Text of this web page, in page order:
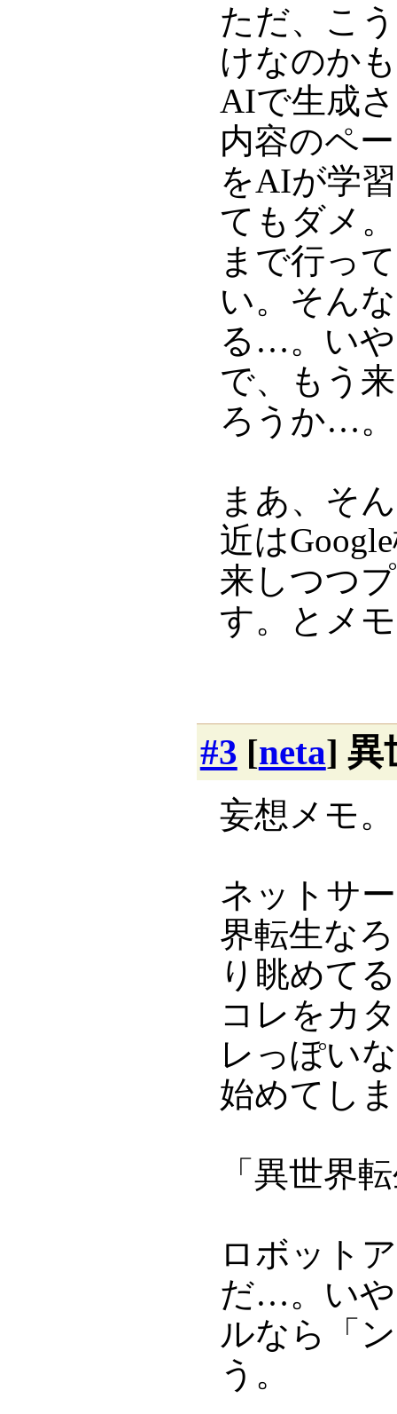
ただ、こ
けなのか
AIで生成
内容のペ
をAIが学
てもダメ
まで行っ
い。そん
る…。い
で、もう
ろうか…。
まあ、そ
近は
来しつつ
す。とメ
#3 [neta] 異
妄想メモ。
ネットサ
界転生な
り眺めて
コレをカ
レっぽい
始めてし
「異世界
ロボット
だ…。いや
ルなら「
う。